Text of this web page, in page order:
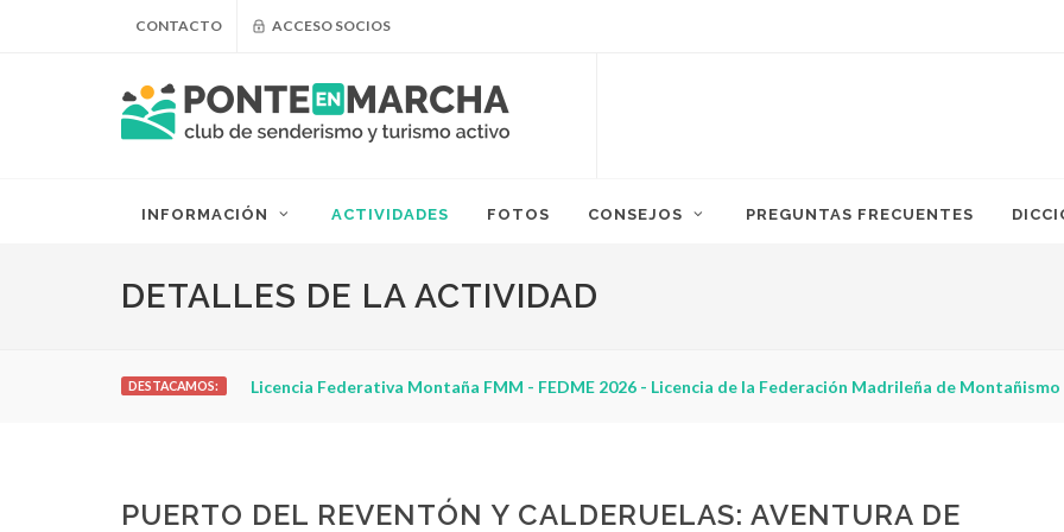
CONTACTO ACCESO SOCIOS
INFORMACIÓN ACTIVIDADES FOTOS CONSEJOS PREGUNTAS FRECUENTES
DETALLES DE LA ACTIVIDAD
DESTACAMOS: Licencia Federativa Montaña FMM - FEDME 2026 - Licencia de la Federación Madrileña de Montañismo
PUERTO DEL REVENTÓN Y CALDERUELAS: AVENTURA DE